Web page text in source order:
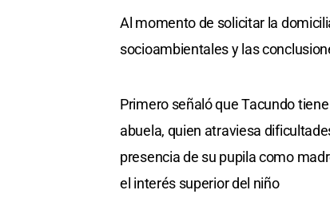
Al momento de solicitar la
socioambientales y las
Primero señaló que Tacundo
abuela, quien atraviesa
presencia de su pupila como
el interés superior del niño